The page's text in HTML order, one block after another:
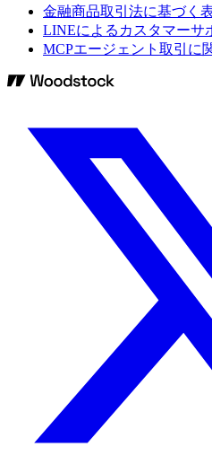
金融商品取引法に基づく
LINEによるカスタマーサ
MCPエージェント取引に